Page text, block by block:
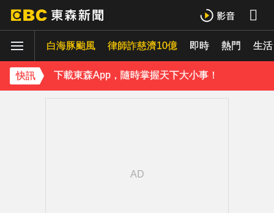
白海豚颱風 律師詐慈濟10億 即時 熱門 生活
快訊
下載東森App，隨時掌握天下大小事！
《理財達人秀》X 安聯投信免費講座報名中！搶先卡位 2027
下載東森App，隨時掌握天下大小事！